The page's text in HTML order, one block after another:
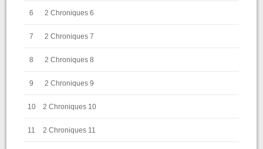
6 2 Chroniques 6
7 2 Chroniques 7
8 2 Chroniques 8
9 2 Chroniques 9
10 2 Chroniques 10
11 2 Chroniques 11